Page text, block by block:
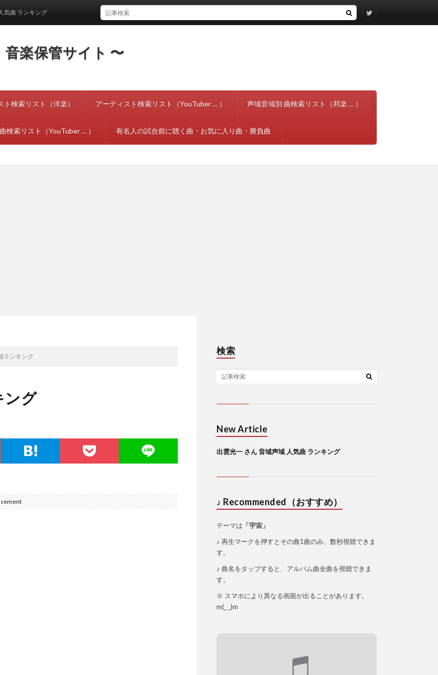
保管サイト 〜
ト検索リスト（洋楽） アーティスト検索リスト（YouTuber … ） 声域音域別 曲検索リスト（邦楽 … ）
検索リスト（YouTuber … ） 有名人の試合前に聴く曲・お気に入り曲・勝負曲
ンキング
ランキング
ング
検索
New Article
出雲光一 さん 音域声域 人気曲 ランキング
♪ Recommended（おすすめ）
テーマは 「宇宙」
♪ 再生マークを押すとその曲1曲のみ、数秒視聴できま
す。
♪ 曲名をタップすると、アルバム曲全曲を視聴できま
す。
※ スマホにより異なる画面が出ることがあります。
m(_ _)m